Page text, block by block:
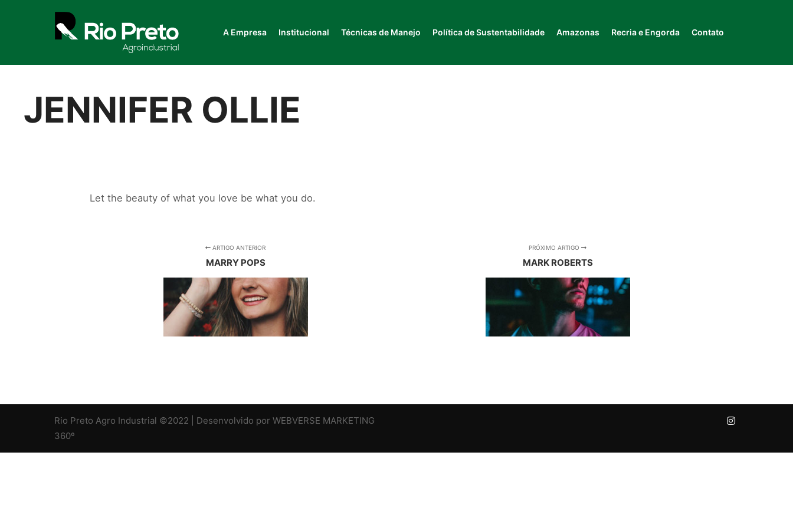
A Empresa Institucional Técnicas de Manejo Política de Sustentabilidade Amazonas Recria e Engorda Contato
JENNIFER OLLIE
Let the beauty of what you love be what you do.
ARTIGO ANTERIOR
MARRY POPS
PRÓXIMO ARTIGO
MARK ROBERTS
Rio Preto Agro Industrial ©2022
| Desenvolvido por WEBVERSE MARKETING
360º